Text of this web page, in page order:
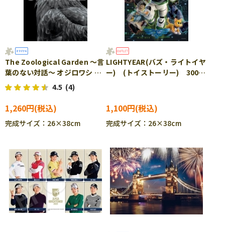
The Zoological Garden ～言
葉のない対話～ オジロワシ
300ピース ジグソーパズル
EPO-71-690
4.5 (4)
1,260円
完成サイズ：26×38cm
LIGHTYEAR(バズ・ライトイヤ
ー) (トイストーリー) 300ピ
1,100円
完成サイズ：26×38cm